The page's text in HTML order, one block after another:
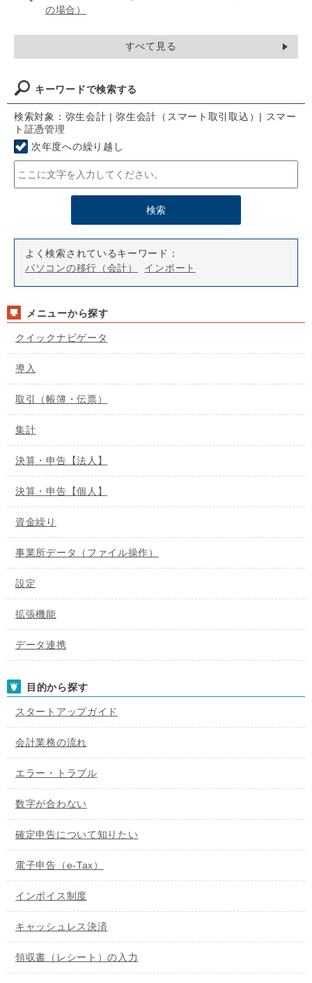
の場合）
すべて見る
キーワードで検索する
検索対象：弥生会計 | 弥生会計（スマート取引取込）| スマー
ト証憑管理
次年度への繰り越し
よく検索されているキーワード：
パソコンの移行（会計）
インポート
メニューから探す
クイックナビゲータ
導入
取引（帳簿・伝票）
集計
決算・申告【法人】
決算・申告【個人】
資金繰り
事業所データ（ファイル操作）
設定
拡張機能
データ連携
目的から探す
スタートアップガイド
会計業務の流れ
エラー・トラブル
数字が合わない
確定申告について知りたい
電子申告（e-Tax）
インボイス制度
キャッシュレス決済
領収書（レシート）の入力